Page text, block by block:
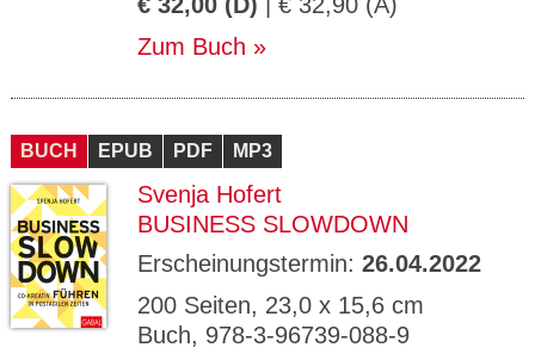
Zum Buch
BUCH EPUB PDF MP3
Svenja Hofert
BUSINESS SLOWDOWN
Erscheinungstermin: 26.04.2022
200 Seiten, 23,0 x 15,6 cm
Buch, 978-3-96739-088-9